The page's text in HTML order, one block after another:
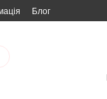
Блог